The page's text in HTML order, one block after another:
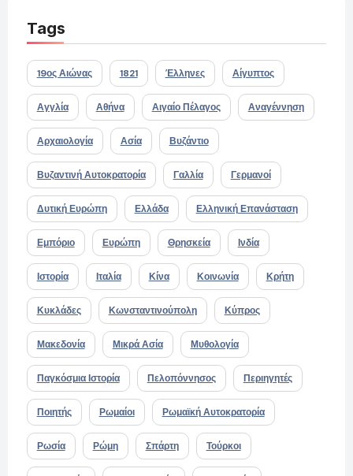
Tags
19ος Αιώνας 1821 Έλληνες Αίγυπτος
Αγγλία Αθήνα Αιγαίο Πέλαγος Αναγέννηση
Αρχαιολογία Ασία Βυζάντιο
Βυζαντινή Αυτοκρατορία Γαλλία Γερμανοί
Δυτική Ευρώπη Ελλάδα Ελληνική Επανάσταση
Εμπόριο Ευρώπη Θρησκεία Ινδία
Ιστορία Ιταλία Κίνα Κοινωνία Κρήτη
Κυκλάδες Κωνσταντινούπολη Κύπρος
Μακεδονία Μικρά Ασία Μυθολογία
Παγκόσμια Ιστορία Πελοπόννησος Περιηγητές
Ποιητής Ρωμαίοι Ρωμαϊκή Αυτοκρατορία
Ρωσία Ρώμη Σπάρτη Τούρκοι